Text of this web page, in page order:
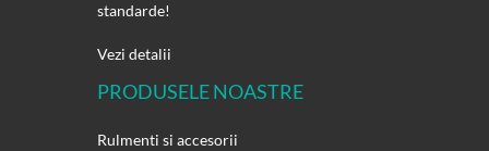
standarde!
Vezi detalii
PRODUSELE NOASTRE
Rulmenti si accesorii